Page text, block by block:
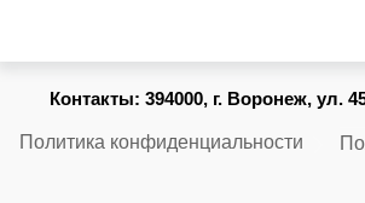
Контакты: 394000, г. Воронеж, ул.
Политика конфиденциальности